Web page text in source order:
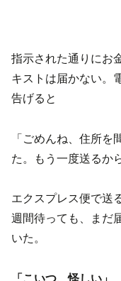
指示された通りにお
キストは届かない。
告げると
「ごめんね、住所
た。もう一度送るか
エクスプレス便で送
週間待っても、まだ
いた。